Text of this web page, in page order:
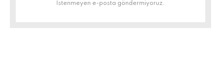
İstenmeyen e-posta göndermiyoruz.